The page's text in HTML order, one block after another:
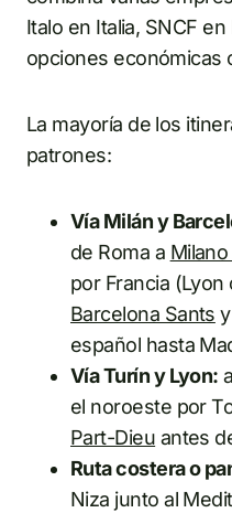
Italo en Italia, SNCF
opciones económicas
La mayoría de los
patrones:
Vía Milán y
de Roma a
por Francia
Barcelona Sants
español hasta
Vía Turín y Lyon:
el noroeste por
Part-Dieu antes
Ruta costera o
Niza junto al